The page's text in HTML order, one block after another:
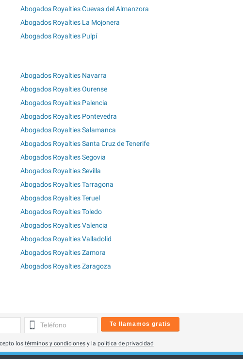
Abogados Royalties Cuevas del Almanzora
Abogados Royalties La Mojonera
Abogados Royalties Pulpí
Abogados Royalties Navarra
Abogados Royalties Ourense
Abogados Royalties Palencia
Abogados Royalties Pontevedra
Abogados Royalties Salamanca
Abogados Royalties Santa Cruz de Tenerife
Abogados Royalties Segovia
Abogados Royalties Sevilla
Abogados Royalties Tarragona
Abogados Royalties Teruel
Abogados Royalties Toledo
Abogados Royalties Valencia
Abogados Royalties Valladolid
Abogados Royalties Zamora
Abogados Royalties Zaragoza
Te llamamos gratis
los términos y condicionesy la política de privacidad